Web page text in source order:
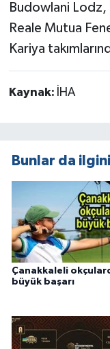
Budowlani
Reale Mutua
Kariya
Kaynak: İHA
Bunlar da
Çanakkaleli
büyük başarı